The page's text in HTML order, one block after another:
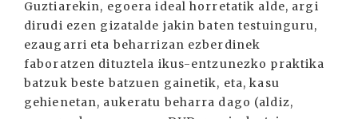
Guztiarekin, egoera ideal horretatik alde, argi
dirudi ezen gizatalde jakin baten testuinguru,
ezaugarri eta beharrizan ezberdinek
faboratzen dituztela ikus-entzunezko praktika
batzuk beste batzuen gainetik, eta, kasu
gehienetan, aukeratu beharra dago (aldiz,